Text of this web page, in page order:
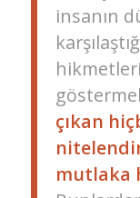
insanın
çıkan
mutlaka